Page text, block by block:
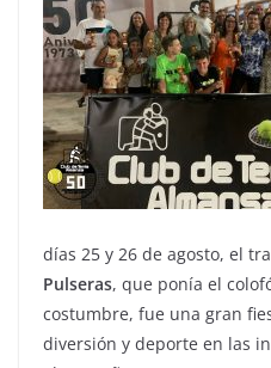
días 25 y 26 de agosto, el
Pulseras, que ponía el
costumbre, fue una gran
diversión y deporte en las